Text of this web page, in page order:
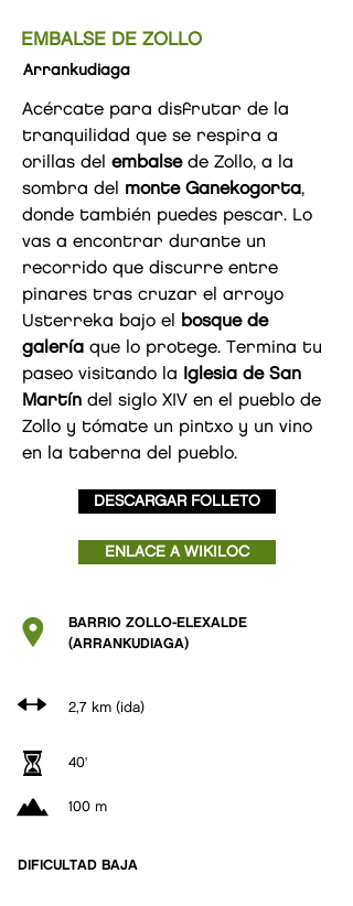
EMBALSE DE ZOLLO
Arrankudiaga
Acércate para disfrutar de la
tranquilidad que se respira a
orillas del embalse de Zollo, a la
sombra del monte Ganekogorta,
donde también puedes pescar. Lo
vas a encontrar durante un
recorrido que discurre entre
pinares tras cruzar el arroyo
Usterreka bajo el
bosque de
galería que lo protege. Termina tu
paseo visitando la Iglesia de San
Martín del siglo XIV en el pueblo de
Zollo y tómate un pintxo y un vino
en la taberna del pueblo.
DESCARGAR FOLLETO
ENLACE A WIKILOC
BARRIO ZOLLO-ELEXALDE
(ARRANKUDIAGA)
2,7 km (ida)
40'
100 m
DIFICULTAD BAJA